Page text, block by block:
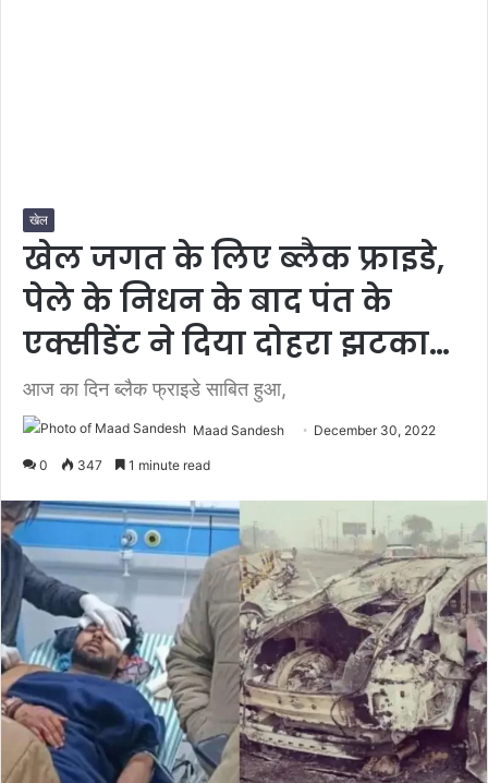
खेल
खेल जगत के लिए ब्लैक फ्राइडे,
पेले के निधन के बाद पंत के
एक्सीडेंट ने दिया दोहरा झटका…
आज का दिन ब्लैक फ्राइडे साबित हुआ,
Maad Sandesh December 30, 2022
0 347 1 minute read